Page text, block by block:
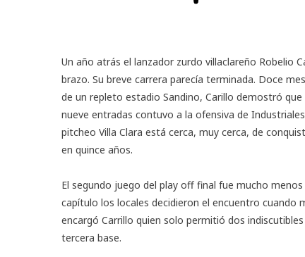
Un año atrás el lanzador zurdo villaclareño Robelio
brazo. Su breve carrera parecía terminada. Doce
de un repleto estadio Sandino, Carillo demostró
nueve entradas contuvo a la ofensiva de
pitcheo Villa Clara está cerca, muy cerca, de
en quince años.
El segundo juego del play off final fue mucho
capítulo los locales decidieron el encuentro cuando
encargó Carrillo quien solo permitió dos
tercera base.